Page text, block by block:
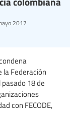
2017
Federación
18 de
con FECODE,